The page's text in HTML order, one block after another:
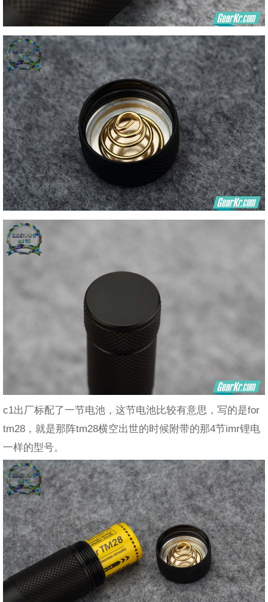
c1出厂标配了一节电池，这节电池比较有意思，写的是for
tm28，就是那阵tm28横空出世的时候附带的那4节imr锂电
一样的型号。